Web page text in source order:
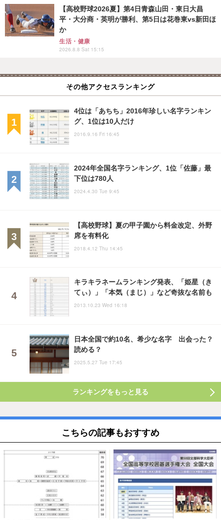
【高校野球2026夏】第4日青森山田・東日大昌
平・大分商・英明が勝利、第5日は花巻東vs新田ほ
か
生活・健康
2026.8.8 Sat 15:15
その他アクセスランキング
4位は「あちち」2016年珍しい名字ランキン
グ、1位は10人だけ
2016.9.16 Fri 16:45
2024年全国名字ランキング、1位「佐藤」最
下位は780人
2024.4.30 Tue 9:45
【高校野球】夏の甲子園から料金改定、外野
席を有料化
2018.4.12 Thu 14:45
キラキラネームランキング発表、「姫星（き
てぃ）」「本気（まじ）」など奇抜な名前も
2013.10.23 Wed 16:18
日本全国で約10名、希少な名字 出会った？
読める？
2025.5.27 Tue 17:45
ランキングをもっと見る
こちらの記事もおすすめ